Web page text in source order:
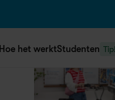
Hoe het werktStudenten